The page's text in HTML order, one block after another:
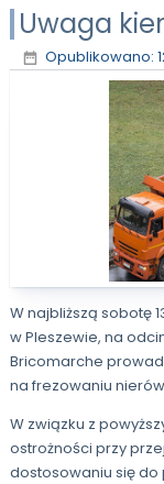
Uwaga
Opublikowano:
W najbliższą sobotę
w Pleszewie, na
Bricomarche
na frezowaniu
W związku z
ostrożności przy
dostosowaniu się